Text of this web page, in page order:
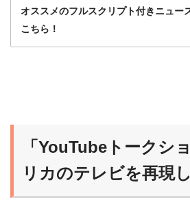
オススメのフルスクリプト付きニュー
こちら！
らいおん
慣れれば、だんだんス
ようになるよ！
「YouTubeトークシ
リカのテレビを再現